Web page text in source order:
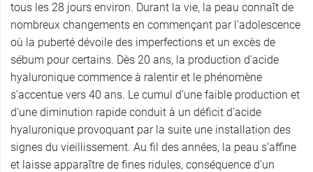
tous les 28 jours environ. Durant la vie, la peau connaît de
nombreux changements en commençant par l’adolescence
où la puberté dévoile des imperfections et un excès de
sébum pour certains. Dès 20 ans, la production d’acide
hyaluronique commence à ralentir et le phénomène
s’accentue vers 40 ans. Le cumul d’une faible production et
d’une diminution rapide conduit à un déficit d’acide
hyaluronique provoquant par la suite une installation des
signes du vieillissement. Au fil des années, la peau s’affine
et laisse apparaître de fines ridules, conséquence d’un